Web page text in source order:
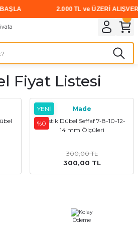
2.000 TL ve ÜZERİ
Dön
Dön
Dön
Akıllı Vidalar
Sunta Vidası
Dön
Dön
Akülü Vidalamalar
Elektrikli Matkaplar
Somun Sıkma Makineleri
Gaz Armatürleri
Mıknatıslar
Dön
Dön
Cırt Zımparalar
Fiyat Listesi
YENİ
%0
Made
Plastik Dübel Seffaf 7-8-10-12-
14 mm Ölçüleri
300,00 TL
300,00 TL